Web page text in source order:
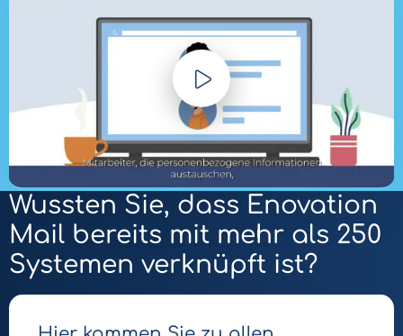
Video
abspielen
Wussten Sie, dass Enovation
Mail bereits mit mehr als 250
Systemen verknüpft ist?